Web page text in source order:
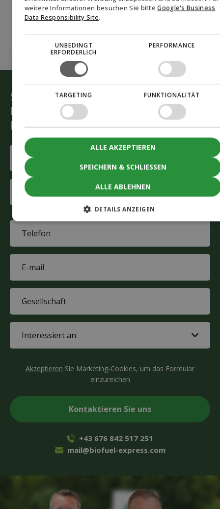
Starten Sie die grüne Umstellung
Lassen Sie sich von unseren
Beratern helfen
Name
(Required)
First
name
name
Phone
(Required)
mail
(Required)
(Required)
(Required)
Akzeptieren Sie Marketing-Cookies, um das Formular
einzureichen
+43 676 842 517 251
mail@biofuel-express.com
SWEDISH
weitere Informationen besuchen Sie bitteGoogle's Business
Data Responsibility Site.
UNBEDINGT
ERFORDERLICH
PERFORMANCE
TARGETING FUNKTIONALITÄT
SPEICHERN & SCHLIESSEN
ALLE AKZEPTIEREN
ALLE ABLEHNEN
DETAILS ANZEIGEN